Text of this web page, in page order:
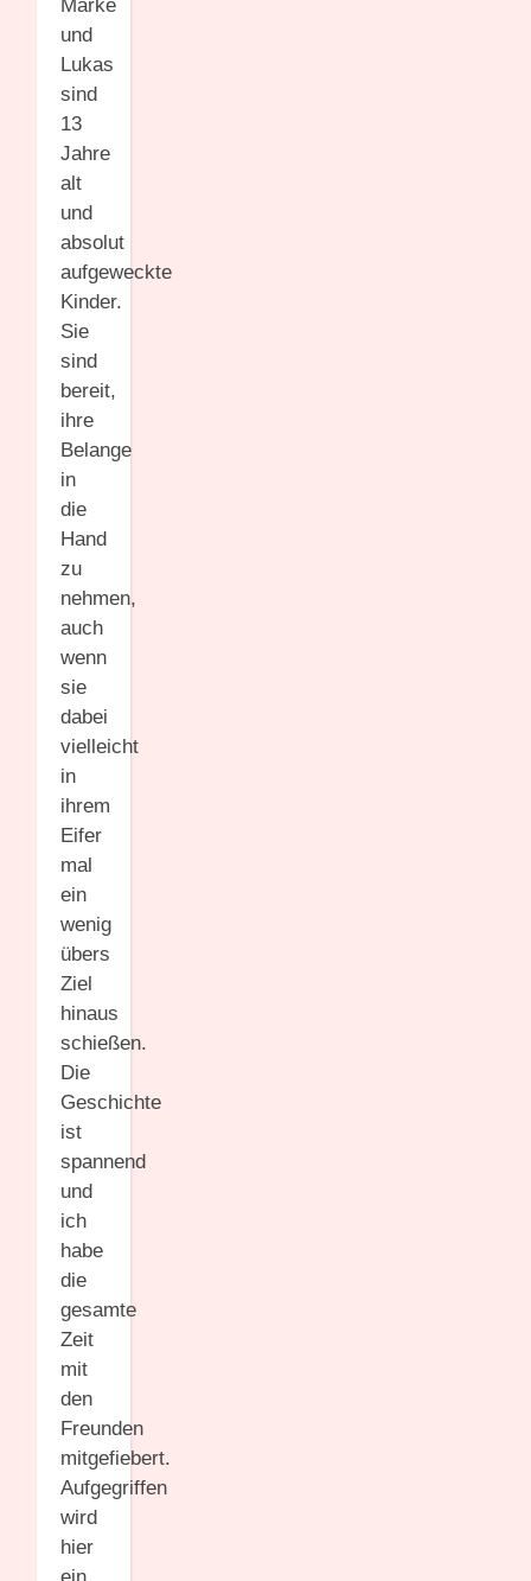
Marke
und
Lukas
sind
13
Jahre
alt
und
absolut
aufgeweckte
Kinder.
Sie
sind
bereit,
ihre
Belange
in
die
Hand
zu
nehmen,
auch
wenn
sie
dabei
vielleicht
in
ihrem
Eifer
mal
ein
wenig
übers
Ziel
hinaus
schießen.
Die
Geschichte
ist
spannend
und
ich
habe
die
gesamte
Zeit
mit
den
Freunden
mitgefiebert.
Aufgegriffen
wird
hier